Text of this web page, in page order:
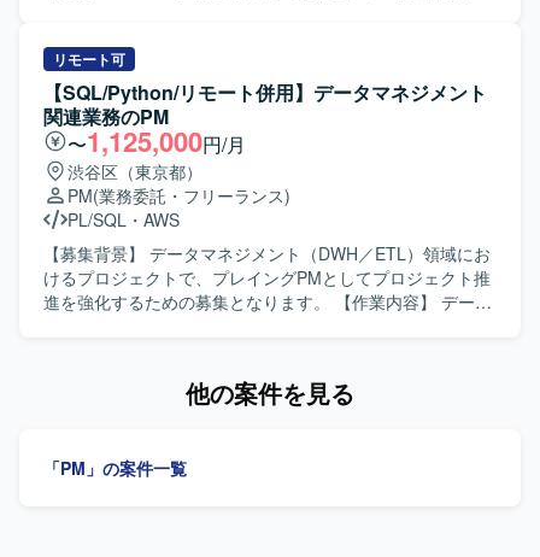
Strategistとしてクライアントへの提供価値とビジネス成長
の両方をリードでき、スタートアップならではのスピード
感と事業インパクトの大きい環境で働くことができます。
チーム内で日常的にAIを活用し、定型業務はAIエージェント
で省力化することで、より価値を生む活動に集中できる環
境です。 【開発環境】 開発言語はPythonおよび各種大規模
言語モデルを利用します。作業環境としてMacと複数モニ
ターを利用できる環境が用意されています。
面から知見を広げることができ、今後のキャリア形成にも
大きく寄与するポジションです。 【開発環境】 セキュリテ
ィサービス領域における企画開発および運用保守プロジェ
クトのマネジメント環境となります。
ジェクト推進をご担当いただきます。主担当としてマーケ
ティング寄りのデータ分析業務に携わっていただき、各種
データを用いた施策検討や意思決定の支援を行っていただ
きます。 【求める人物像】 マーケティング領域のデータ分
析に主体的に取り組み、関係者と円滑にコミュニケーショ
ンを取りながらプロジェクトを推進できる方を求めており
ます。英語を用いたコミュニケーションにも前向きに取り
組み、ビジネス観点と技術観点の両面から価値提供いただ
ける方が望ましいです。 【ポジションの魅力】 大規模な通
信事業者向けサービス開発にPM/PMOとして関わること
で、マーケティングデータ分析とプロダクト開発の両面で
境】 DOMOや各種BIツール、GA4、Salesforce、SQLなど
リモート可
【SQL/Python/リモート併用】データマネジメント
関連業務のPM
〜1,125,000円/月
渋谷区（東京都）
PM(業務委託・フリーランス)
PL/SQL ・ AWS
【募集背景】 データマネジメント（DWH／ETL）領域にお
けるプロジェクトで、プレイングPMとしてプロジェクト推
進を強化するための募集となります。 【作業内容】 データ
ながら、実装フェーズにおける品質管理や設計レビュー、
やプロジェクト推進も行っていただきます。顧客担当者、
他の案件を見る
「PM」の案件一覧